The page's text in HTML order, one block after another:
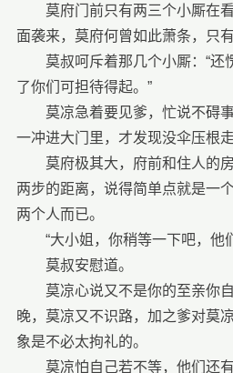
莫府门前只有两三个小厮在
面袭来，莫府何曾如此萧条，只
莫叔呵斥着那几个小厮：“还
了你们可担待得起。”
莫凉急着要见爹，忙说不碍
一冲进大门里，才发现没伞压根走
莫府极其大，府前和住人的
两步的距离，说得简单点就是一
两个人而已。
“大小姐，你稍等一下吧，他
莫叔安慰道。
莫凉心说又不是你的至亲你
晚，莫凉又不识路，加之爹对莫
象是不必太拘礼的。
莫凉怕自己若不等，他们还